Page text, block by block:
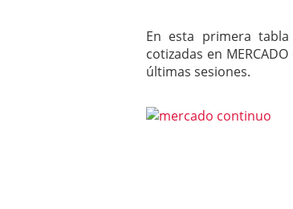
En esta primera
cotizadas en
últimas sesiones.